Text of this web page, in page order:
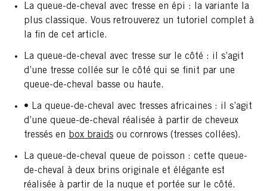
La queue-de-cheval avec tresse en épi : la variante la
plus classique. Vous retrouverez un tutoriel complet à
la fin de cet article.
La queue-de-cheval avec tresse sur le côté : il s’agit
d’une tresse collée sur le côté qui se finit par une
queue-de-cheval basse ou haute.
• La queue-de-cheval avec tresses africaines : il s’agit
d’une queue-de-cheval réalisée à partir de cheveux
tressés en box braids ou cornrows (tresses collées).
La queue-de-cheval queue de poisson : cette queue-
de-cheval à deux brins originale et élégante est
réalisée à partir de la nuque et portée sur le côté.